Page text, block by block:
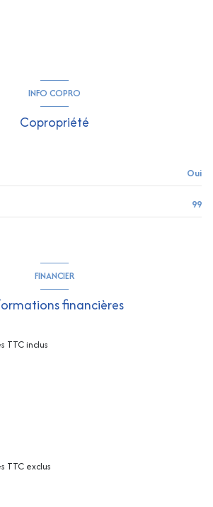
INFO COPRO
Copropriété
Oui
99
FINANCIER
financières
TTC inclus
TTC exclus